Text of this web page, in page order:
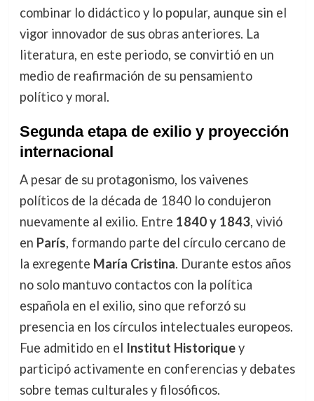
combinar lo didáctico y lo popular, aunque sin el
vigor innovador de sus obras anteriores. La
literatura, en este periodo, se convirtió en un
medio de reafirmación de su pensamiento
político y moral.
Segunda etapa de exilio y proyección
internacional
A pesar de su protagonismo, los vaivenes
políticos de la década de 1840 lo condujeron
nuevamente al exilio. Entre 1840 y 1843, vivió
en París, formando parte del círculo cercano de
la exregente María Cristina. Durante estos años
no solo mantuvo contactos con la política
española en el exilio, sino que reforzó su
presencia en los círculos intelectuales europeos.
Fue admitido en el Institut Historiquey
participó activamente en conferencias y debates
sobre temas culturales y filosóficos.